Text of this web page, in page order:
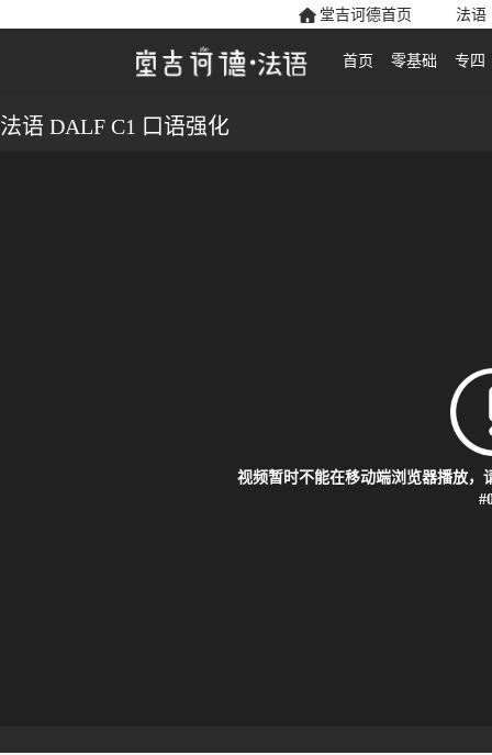
堂吉诃德首页 法语
首页 零基础 专四
法语 DALF C1 口语强化
视频暂时不能在移动端浏览器播放，